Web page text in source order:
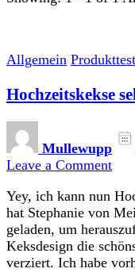
Allgemein Produkttest
Hochzeitskekse
Mullewupp
Leave a Commenton
Yey, ich kann nun
hat Stephanie von
geladen, um
Keksdesign die
verziert. Ich habe